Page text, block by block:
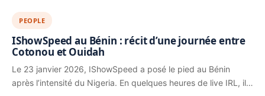
PEOPLE
IShowSpeed au Bénin : récit d’une journée entre
Cotonou et Ouidah
Le 23 janvier 2026, IShowSpeed a posé le pied au Bénin
après l’intensité du Nigeria. En quelques heures de live IRL, il…